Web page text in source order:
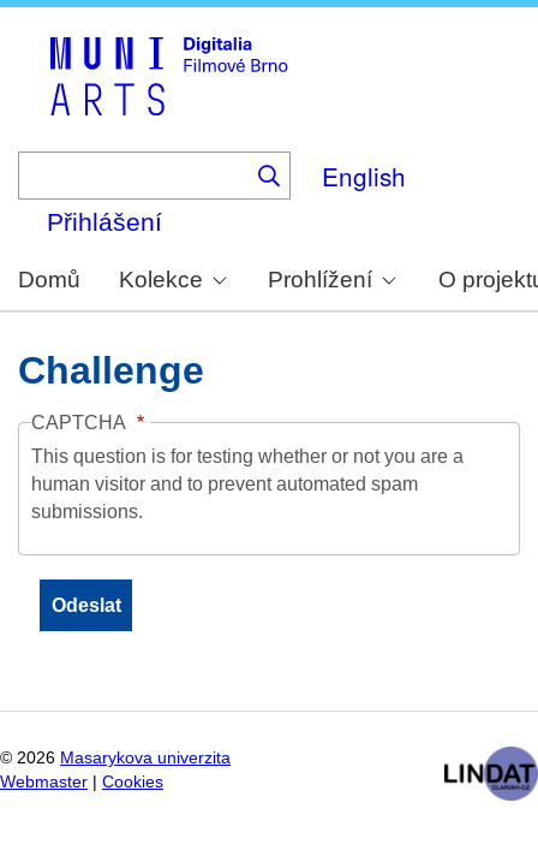
English
Přihlášení
Domů Kolekce Prohlížení O
Challenge
CAPTCHA
This question is for testing whether or not you are a
human visitor and to prevent automated spam
submissions.
© 2026 Masarykova univerzita
Webmaster
Cookies